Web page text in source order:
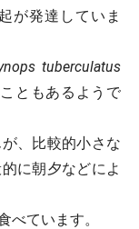
が発達していま
tuberculatus
ともあるようで
、比較的小さな
に朝夕などによ
べています。